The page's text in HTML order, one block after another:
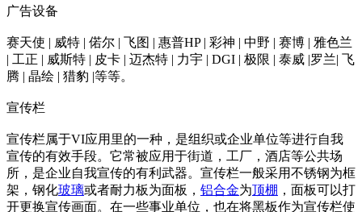
广告设备
赛天使 | 威特 | 偌尔 | 飞图 | 惠普HP | 彩神 | 中野 | 赛博 | 雅色兰
| 工正 | 威斯特 | 皮卡 | 迈杰特 | 力宇 | DGI | 极限 | 泰威 |罗兰| 飞
腾 | 晶绘 | 猎豹 |等等。
宣传栏
宣传栏属于VI应用里的一种，是组织或企业单位等进行自我
宣传的有效手段。它常被应用于街道，工厂，酒店等公共场
所，是企业自我宣传的有利武器。宣传栏一般采用不锈钢为框
架，钢化玻璃或者耐力板为面板， 铝合金为顶棚 ，面板可以打
开更换宣传画面。在一些事业单位，也在将黑板作为宣传栏使